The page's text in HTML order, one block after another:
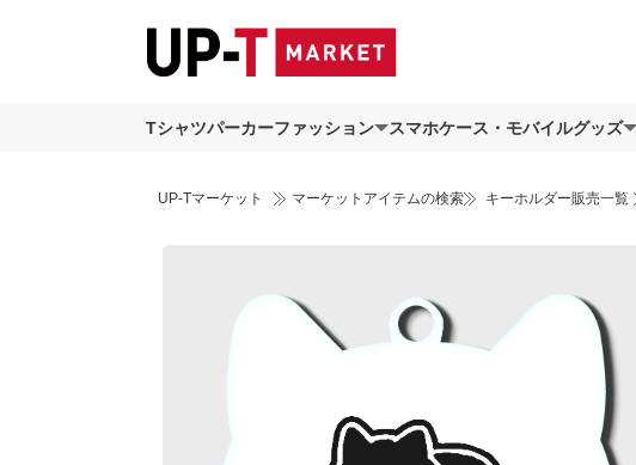
Tシャツパーカーファッション スマホケース・モバイルグッズ
UP-Tマーケット マーケットアイテムの検索 キーホルダー販売一覧